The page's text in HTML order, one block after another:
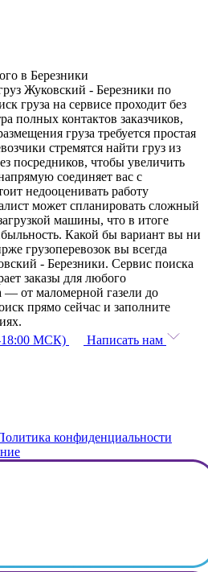
в Березники
Жуковский - Березники по
груза на сервисе проходит без
полных контактов заказчиков,
груза требуется простая
стремятся найти груз из
посредников, чтобы увеличить
соединяет вас с
недооценивать работу
может спланировать сложный
машины, что в итоге
Какой бы вариант вы ни
грузоперевозок вы всегда
- Березники. Сервис поиска
заказы для любого
— от маломерной газели до
прямо сейчас и заполните
18:00 МСК)
Написать нам
конфиденциальности